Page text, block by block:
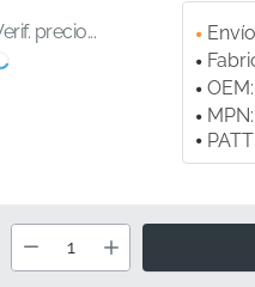
precio...
OEM:
MPN: